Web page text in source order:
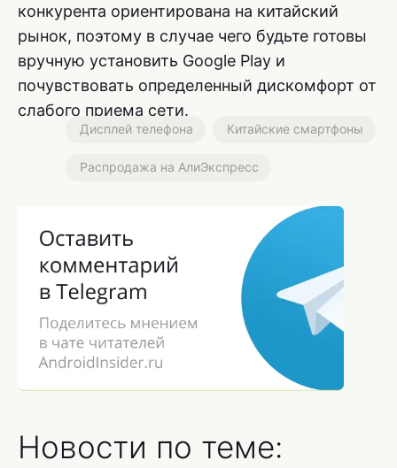
конкурента ориентирована на китайский
рынок, поэтому в случае чего будьте готовы
вручную установить Google Play и
почувствовать определенный дискомфорт от
слабого приема сети.
Дисплей телефона Китайские смартфоны
Распродажа на АлиЭкспресс
Новости по теме: